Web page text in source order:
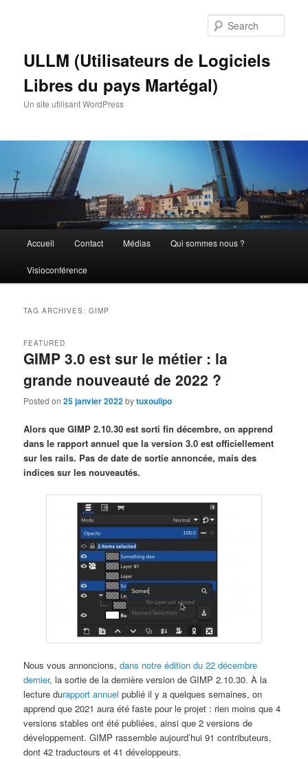
ULLM (Utilisateurs de Logiciels
Libres du pays Martégal)
Un site utilisant WordPress
Accueil Contact Médias Qui sommes nous ?
Visioconférence
TAG ARCHIVES:GIMP
GIMP 3.0 est sur le métier : la
grande nouveauté de 2022 ?
FEATURED
Posted on25 janvier 2022bytuxoulipo
Alors que GIMP 2.10.30 est sorti fin décembre, on apprend
dans le rapport annuel que la version 3.0 est officiellement
sur les rails. Pas de date de sortie annoncée, mais des
indices sur les nouveautés.
Nous vous annoncions,dans notre édition du 22 décembre
dernier, la sortie de la dernière version de GIMP 2.10.30. À la
lecture durapport annuel publié il y a quelques semaines, on
apprend que 2021 aura été faste pour le projet : rien moins que 4
versions stables ont été publiées, ainsi que 2 versions de
développement. GIMP rassemble aujourd’hui 91 contributeurs,
dont 42 traducteurs et 41 développeurs.